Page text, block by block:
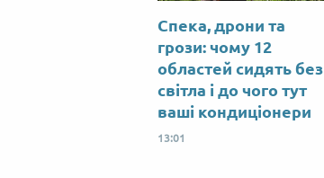
Спека, дрони та
грози: чому 12
областей сидять без
світла і до чого тут
ваші кондиціонери
13:01